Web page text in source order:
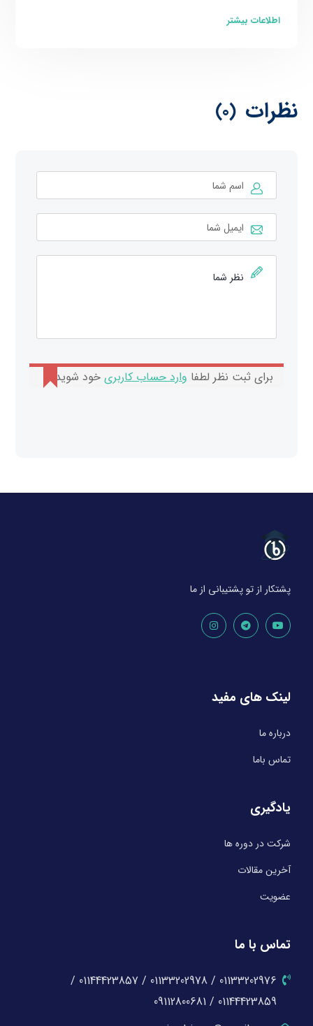
اطلاعات بیشتر
نظرات (0)
برای ثبت نظر لطفا وارد حساب کاربری خود شوید.
پشتکار از تو پشتیبانی از ما
لینک های مفید
درباره ما
تماس باما
یادگیری
شرکت در دوره ها
آخرین مقالات
عضویت
تماس با ما
01133202976 / 01133202978 / 01144423857 /
01144423859 / 09112800681